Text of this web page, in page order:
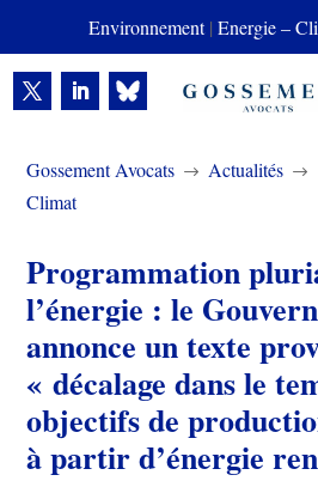
Environnement| Energie –
Gossement Avocats $ Actualités $
Climat
Programmation
l’énergie : le
annonce un texte
« décalage dans le
objectifs de
à partir d’énergie